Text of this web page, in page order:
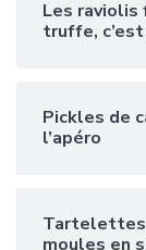
Les raviolis
truffe,
Pickles de
l’apéro
Tartelettes
moules en